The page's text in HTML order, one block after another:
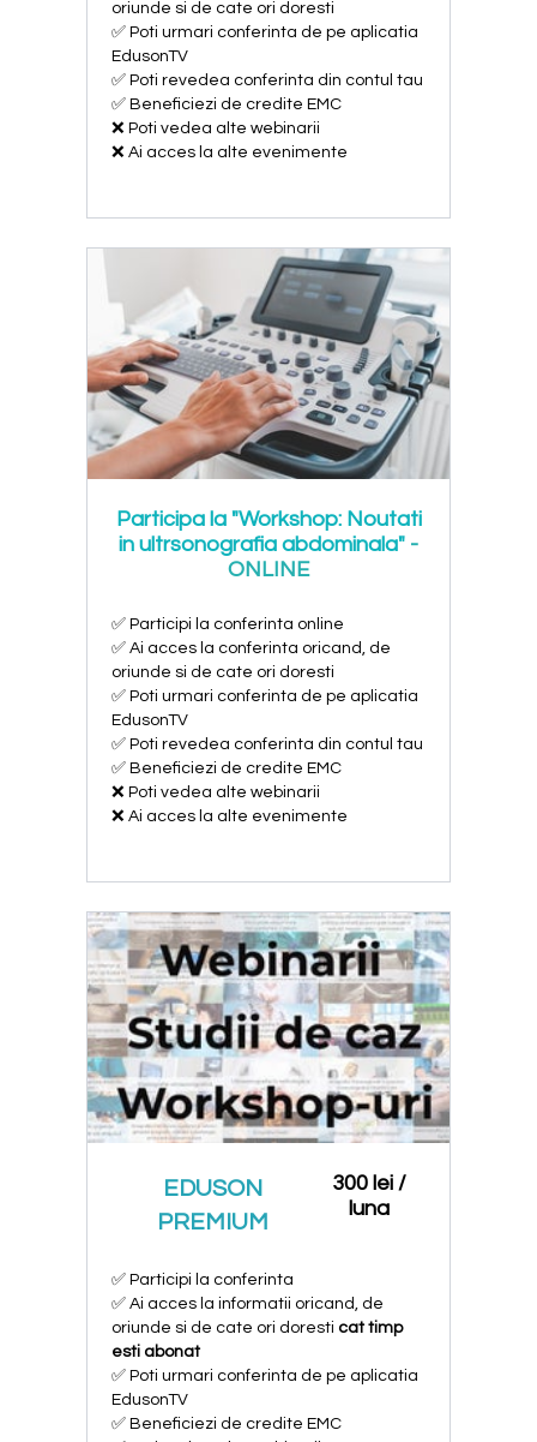
oriunde si de cate ori doresti
✅ Poti urmari conferinta de pe aplicatia
EdusonTV
✅ Poti revedea conferinta din contul tau
✅ Beneficiezi de credite EMC
❌ Poti vedea alte webinarii
❌ Ai acces la alte evenimente
Participa la "Workshop: Noutati
in ultrsonografia abdominala" -
ONLINE
✅ Participi la conferinta online
✅ Ai acces la conferinta oricand, de
oriunde si de cate ori doresti
✅ Poti urmari conferinta de pe aplicatia
EdusonTV
✅ Poti revedea conferinta din contul tau
✅ Beneficiezi de credite EMC
❌ Poti vedea alte webinarii
❌ Ai acces la alte evenimente
EDUSON
PREMIUM
300 lei /
luna
✅ Participi la conferinta
✅ Ai acces la informatii oricand, de
oriunde si de cate ori doresti cat timp
esti abonat
✅ Poti urmari conferinta de pe aplicatia
EdusonTV
✅ Beneficiezi de credite EMC